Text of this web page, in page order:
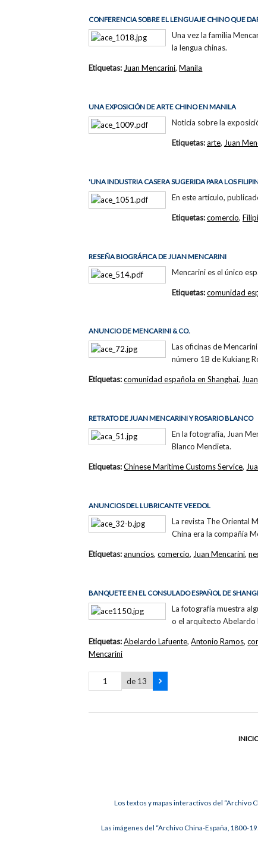
CONFERENCIA SOBRE EL LENGUAJE CHINO QUE
Una vez la familia
la lengua chinas.
Etiquetas: Juan Mencarini,Manila
UNA EXPOSICIÓN DE ARTE CHINO EN MANILA
Noticia sobre la
Etiquetas:arte, Juan
'UNA INDUSTRIA CASERA SUGERIDA PARA LOS
En este artículo,
Etiquetas:comercio,
RESEÑA BIOGRÁFICA DE JUAN MENCARINI
Mencarini es el único
Etiquetas:comunidad
ANUNCIO DE MENCARINI & CO.
Las oficinas de
número 1B de Kukiang
Etiquetas:comunidad española en Shanghai,
RETRATO DE JUAN MENCARINI Y ROSARIO BLANCO
En la fotografía, Juan
Blanco Mendieta.
Etiquetas:Chinese Maritime Customs Service,
ANUNCIOS DEL LUBRICANTE VEEDOL
La revista The Oriental
China era la compañía
Etiquetas:anuncios,comercio, Juan Mencarini,
BANQUETE EN EL CONSULADO ESPAÑOL DE
La fotografía muestra
o el arquitecto Abelardo
Etiquetas:Abelardo Lafuente,Antonio Ramos,
Mencarini
de 13
Los textos y mapas interactivos del “Archivo
Las imágenes del “Archivo China-España, 1800-